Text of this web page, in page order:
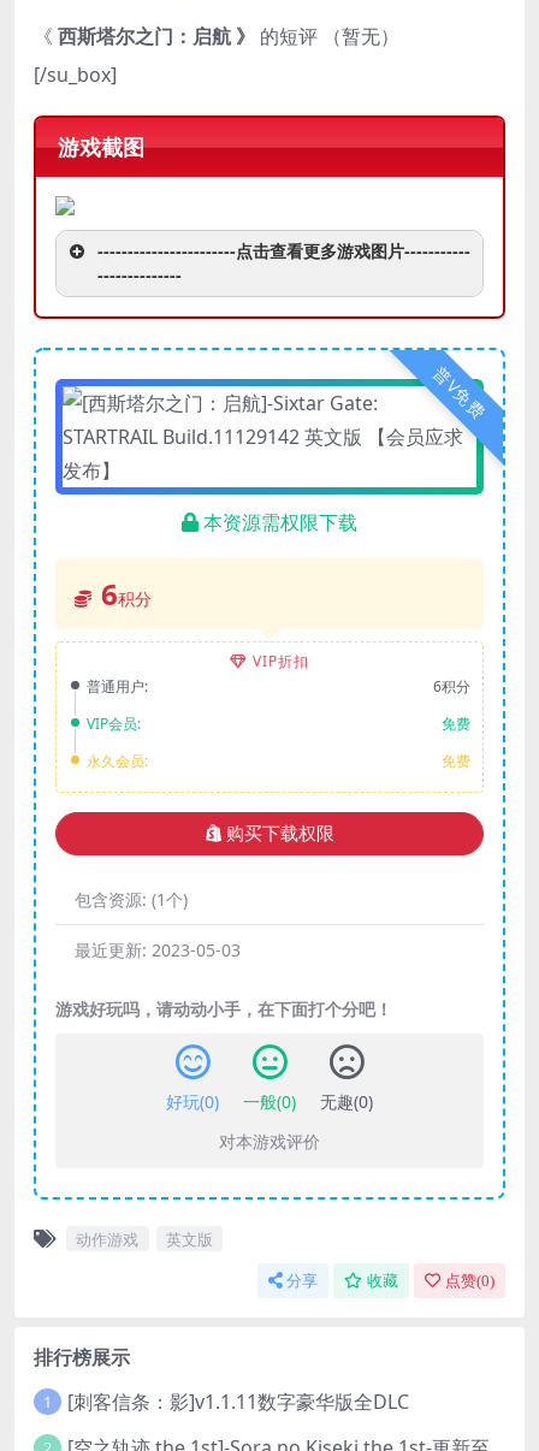
《 西斯塔尔之门：启航 》 的短评 （暂无）
[/su_box]
游戏截图
-----------------------点击查看更多游戏图片-----------
--------------
普V免费
本资源需权限下载
6积分
VIP折扣
普通用户:
6积分
VIP会员:
免费
永久会员:
免费
购买下载权限
包含资源: (1个)
最近更新: 2023-05-03
游戏好玩吗，请动动小手，在下面打个分吧！
好玩(0) 一般(0) 无趣(0)
对本游戏评价
动作游戏 英文版
分享 收藏 点赞(0)
排行榜展示
1 [刺客信条：影]v1.1.11数字豪华版全DLC